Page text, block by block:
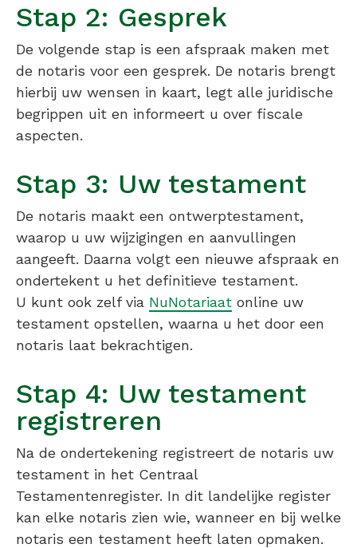
Stap 2: Gesprek
De volgende stap is een afspraak maken met
de notaris voor een gesprek. De notaris brengt
hierbij uw wensen in kaart, legt alle juridische
begrippen uit en informeert u over fiscale
aspecten.
Stap 3: Uw testament
De notaris maakt een ontwerptestament,
waarop u uw wijzigingen en aanvullingen
aangeeft. Daarna volgt een nieuwe afspraak en
ondertekent u het definitieve testament.
U kunt ook zelf via NuNotariaat online uw
testament opstellen, waarna u het door een
notaris laat bekrachtigen.
Stap 4: Uw testament
registreren
Na de ondertekening registreert de notaris uw
testament in het Centraal
Testamentenregister. In dit landelijke register
kan elke notaris zien wie, wanneer en bij welke
notaris een testament heeft laten opmaken.